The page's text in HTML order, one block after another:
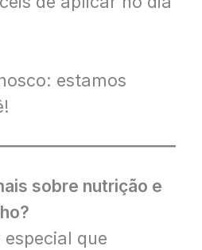
estamos
sobre nutrição e
que